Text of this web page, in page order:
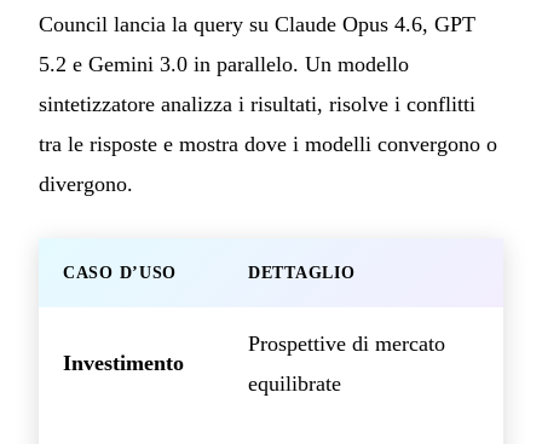
Council lancia la query su Claude Opus 4.6, GPT
5.2 e Gemini 3.0 in parallelo. Un modello
sintetizzatore analizza i risultati, risolve i conflitti
tra le risposte e mostra dove i modelli convergono o
divergono.
CASO D’USO DETTAGLIO
Investimento
Prospettive di mercato
equilibrate